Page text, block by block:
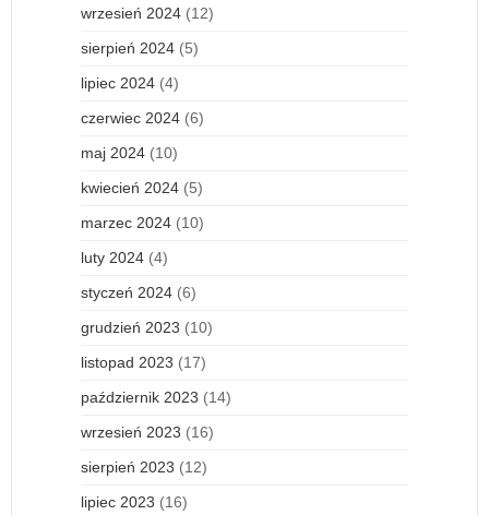
wrzesień 2024 (12)
sierpień 2024 (5)
lipiec 2024 (4)
czerwiec 2024 (6)
maj 2024 (10)
kwiecień 2024 (5)
marzec 2024 (10)
luty 2024 (4)
styczeń 2024 (6)
grudzień 2023 (10)
listopad 2023 (17)
październik 2023 (14)
wrzesień 2023 (16)
sierpień 2023 (12)
lipiec 2023 (16)